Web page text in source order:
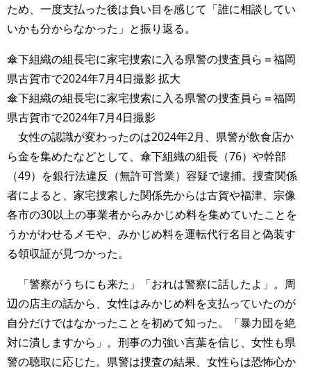
ため、一度支払った後は負い目を感じて「誰に相談してい
いかも分からなかった」と振り返る。
傘下組織の組長宅に家宅捜索に入る県警の捜査員ら＝福岡
県古賀市で2024年7月4日撮影 拡大
傘下組織の組長宅に家宅捜索に入る県警の捜査員ら＝福岡
県古賀市で2024年7月4日撮影
女性の認識が変わったのは2024年2月、県警が飲食店か
ら金を集めたなどとして、傘下組織の組長（76）や幹部
（49）を銀行法違反（無許可営業）容疑で逮捕。捜査関係
者によると、家宅捜索した関係先からは古賀や福津、宗像
各市の30以上の事業者からみかじめ料を集めていたことを
うかがわせるメモや、みかじめ料を運転代行名目と偽装す
る領収証が見つかった。
「警察がうちにも来た」「おれは警察に話したよ」。周
辺の店主の話から、女性はみかじめ料を支払っていたのが
自分だけではなかったことを初めて知った。「暴力団を絶
対に潰しますから」。刑事の力強い言葉を信じ、女性も県
警の聴取に応じた。県警は捜査の結果、女性らは恐怖心か